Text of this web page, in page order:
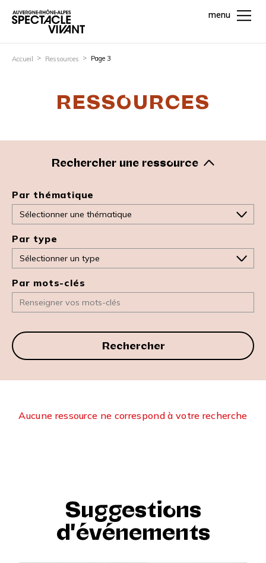
menu
Accueil Ressources Page 3
RESSOURCES
Rechercher une ressource
Par thématique
Par type
Par mots-clés
Rechercher
Aucune ressource ne correspond à votre recherche
Suggestions
d'événements